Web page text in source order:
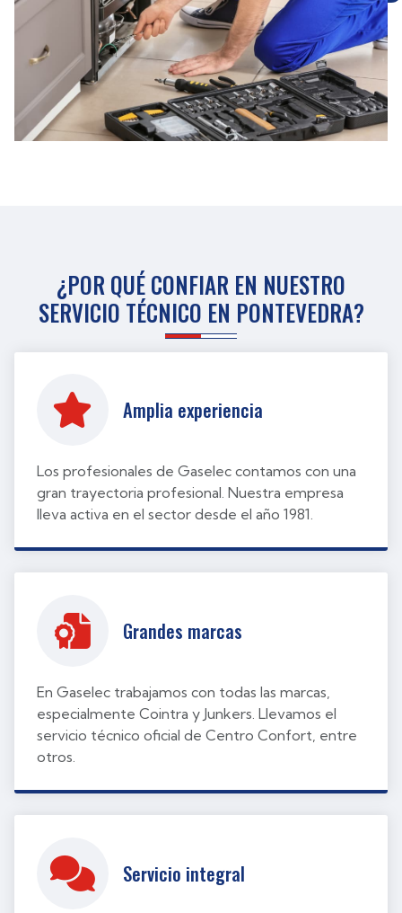
¿POR QUÉ CONFIAR EN NUESTRO
SERVICIO TÉCNICO EN PONTEVEDRA?
Amplia experiencia
Los profesionales de Gaselec contamos con una
gran trayectoria profesional. Nuestra empresa
lleva activa en el sector desde el año 1981.
Grandes marcas
En Gaselec trabajamos con todas las marcas,
especialmente Cointra y Junkers. Llevamos el
servicio técnico oficial de Centro Confort, entre
otros.
Servicio integral